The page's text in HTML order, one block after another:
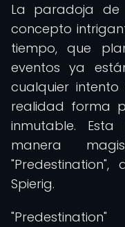
La paradoja de
concepto
tiempo, que
eventos ya
cualquier
realidad forma
inmutable.
manera
Spierig.